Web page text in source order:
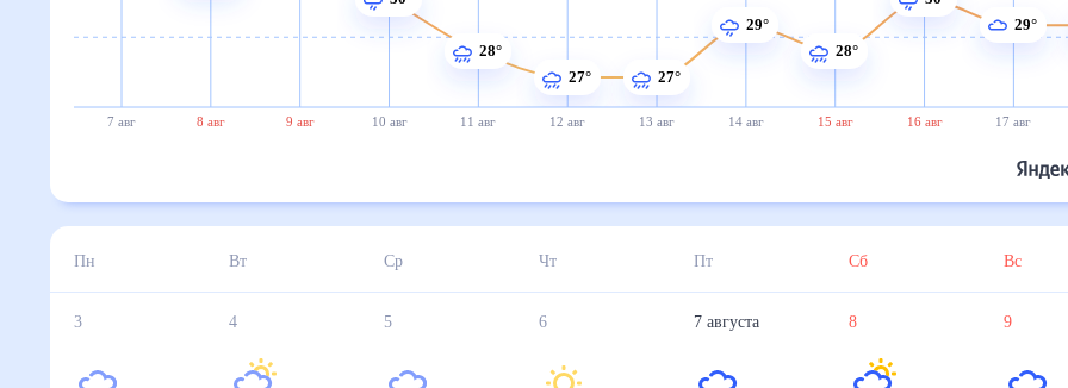
7 авг 8 авг 9 авг 10 авг 11 авг 12 авг 13 авг 14 авг 15 авг 16 авг 17 авг
28°
27°
27°
29°
28°
29°
Пн Вт Ср Чт Пт Сб Вс
3 4 5 6 7 августа 8 9